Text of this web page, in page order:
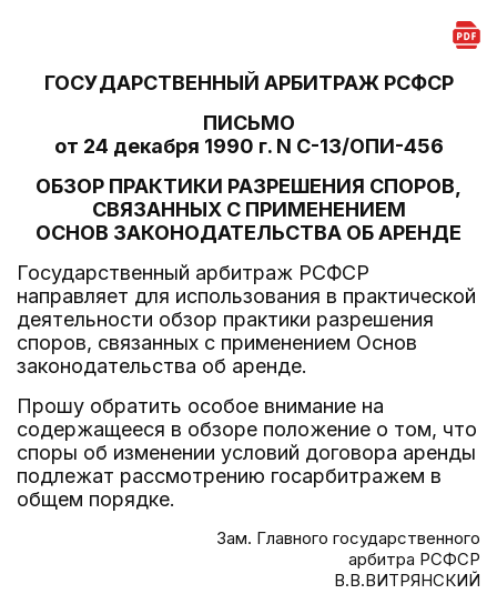
ГОСУДАРСТВЕННЫЙ АРБИТРАЖ РСФСР
ПИСЬМО
от 24 декабря 1990 г. N С-13/ОПИ-456
ОБЗОР ПРАКТИКИ РАЗРЕШЕНИЯ СПОРОВ,
СВЯЗАННЫХ С ПРИМЕНЕНИЕМ
ОСНОВ ЗАКОНОДАТЕЛЬСТВА ОБ АРЕНДЕ
Государственный арбитраж РСФСР
направляет для использования в практической
деятельности обзор практики разрешения
споров, связанных с применением Основ
законодательства об аренде.
Прошу обратить особое внимание на
содержащееся в обзоре положение о том, что
споры об изменении условий договора аренды
подлежат рассмотрению госарбитражем в
общем порядке.
Зам. Главного государственного
арбитра РСФСР
В.В.ВИТРЯНСКИЙ